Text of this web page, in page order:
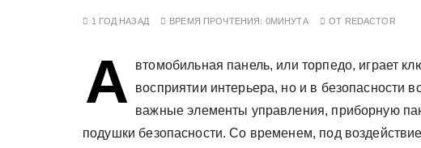
1 ГОД НАЗАД ВРЕМЯ ПРОЧТЕНИЯ: 0МИНУТА ОТ REDACTOR
А
втомобильная панель, или торпедо, играет
восприятии интерьера, но и в безопасности
важные элементы управления, приборную
подушки безопасности. Со временем, под